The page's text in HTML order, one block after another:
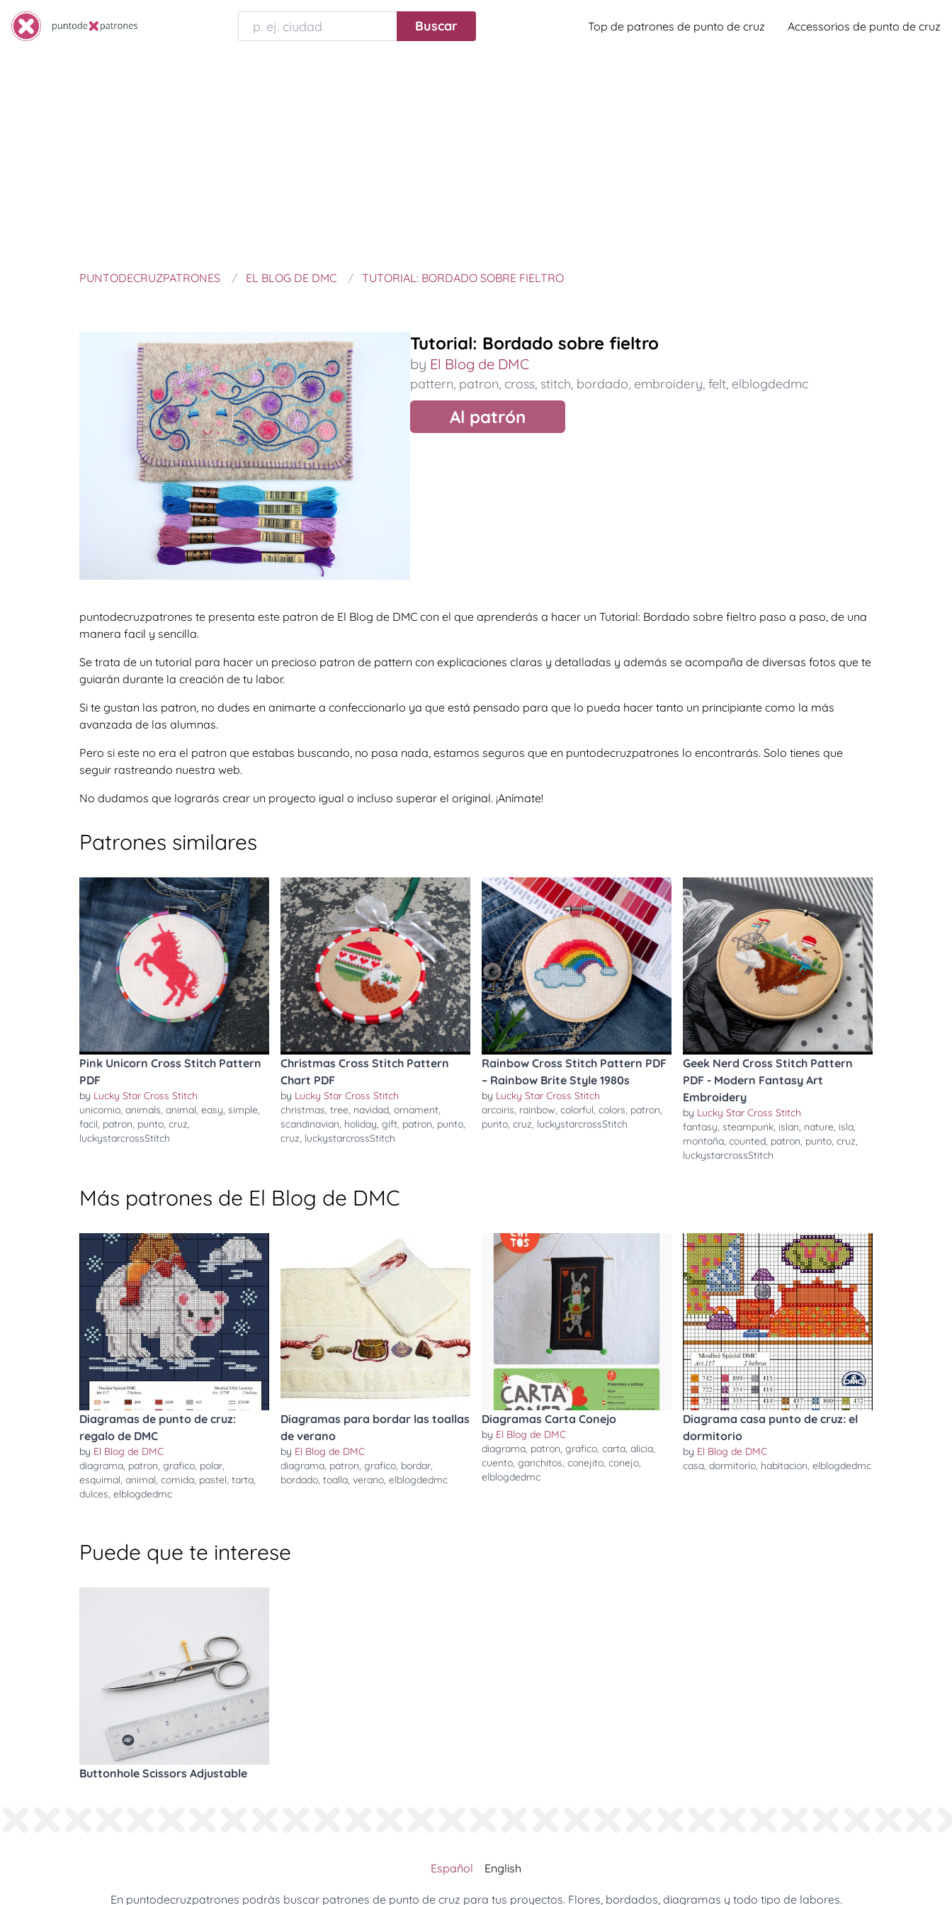
Top de patrones de punto de cruz Accessorios de punto de cruz
PUNTODECRUZPATRONES EL BLOG DE DMC TUTORIAL: BORDADO SOBRE FIELTRO
Tutorial: Bordado sobre fieltro
by El Blog de DMC
pattern, patron, cross, stitch, bordado, embroidery, felt, elblogdedmc
Al patrón
puntodecruzpatrones te presenta este patron de El Blog de DMC con el que aprenderás a hacer un Tutorial: Bordado sobre fieltro paso a paso, de una
manera facil y sencilla.
Se trata de un tutorial para hacer un precioso patron de pattern con explicaciones claras y detalladas y además se acompaña de diversas fotos que te
guiarán durante la creación de tu labor.
Si te gustan las patron, no dudes en animarte a confeccionarlo ya que está pensado para que lo pueda hacer tanto un principiante como la más
avanzada de las alumnas.
Pero si este no era el patron que estabas buscando, no pasa nada, estamos seguros que en puntodecruzpatrones lo encontrarás. Solo tienes que
seguir rastreando nuestra web.
No dudamos que lograrás crear un proyecto igual o incluso superar el original. ¡Anímate!
Patrones similares
Pink Unicorn Cross Stitch Pattern
PDF
by Lucky Star Cross Stitch
unicornio, animals, animal, easy, simple,
facil, patron, punto, cruz,
luckystarcrossStitch
Christmas Cross Stitch Pattern
Chart PDF
by Lucky Star Cross Stitch
christmas, tree, navidad, ornament,
scandinavian, holiday, gift, patron, punto,
cruz, luckystarcrossStitch
Rainbow Cross Stitch Pattern PDF
– Rainbow Brite Style 1980s
by Lucky Star Cross Stitch
arcoiris, rainbow, colorful, colors, patron,
punto, cruz, luckystarcrossStitch
Geek Nerd Cross Stitch Pattern
PDF - Modern Fantasy Art
Embroidery
by Lucky Star Cross Stitch
fantasy, steampunk, islan, nature, isla,
montaña, counted, patron, punto, cruz,
luckystarcrossStitch
Más patrones de El Blog de DMC
Diagramas de punto de cruz:
regalo de DMC
by El Blog de DMC
diagrama, patron, grafico, polar,
esquimal, animal, comida, pastel, tarta,
dulces, elblogdedmc
Diagramas para bordar las toallas
de verano
by El Blog de DMC
diagrama, patron, grafico, bordar,
bordado, toalla, verano, elblogdedmc
Diagramas Carta Conejo
by El Blog de DMC
diagrama, patron, grafico, carta, alicia,
cuento, ganchitos, conejito, conejo,
elblogdedmc
Diagrama casa punto de cruz: el
dormitorio
by El Blog de DMC
casa, dormitorio, habitacion, elblogdedmc
Puede que te interese
Buttonhole Scissors Adjustable
Español English
En puntodecruzpatrones podrás buscar patrones de punto de cruz para tus proyectos. Flores, bordados, diagramas y todo tipo de labores.